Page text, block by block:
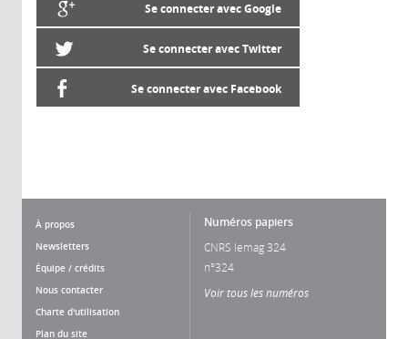
Se connecter avec Google
Se connecter avec Twitter
Se connecter avec Facebook
À propos
Newsletters
Équipe / crédits
Nous contacter
Charte d'utilisation
Plan du site
Numéros papiers
CNRS lemag 324
n°324
Voir tous les numéros